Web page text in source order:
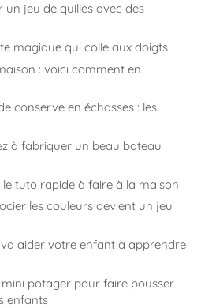
jeu de quilles avec des
magique qui colle aux doigts
: voici comment en
conserve en échasses : les
à fabriquer un beau bateau
tuto rapide à faire à la maison
les couleurs devient un jeu
aider votre enfant à apprendre
potager pour faire pousser
enfants